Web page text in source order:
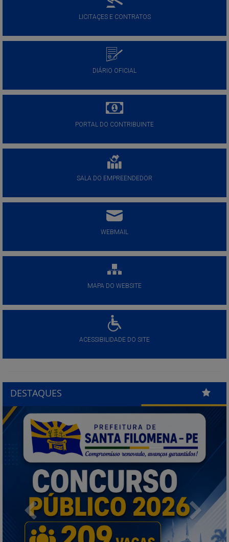
LICITAÇES E CONTRATOS
DIÁRIO OFICIAL
PORTAL DO CONTRIBUINTE
SALA DO EMPREENDEDOR
WEBMAIL
MAPA DO WEBSITE
ACESSIBILIDADE DO SITE
DESTAQUES
Previous Next